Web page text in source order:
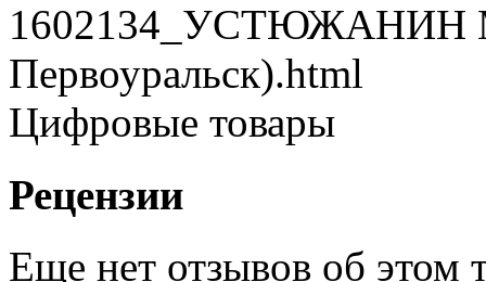
1602134_УСТЮЖАНИН
Первоуральск).html
Цифровые товары
Рецензии
Еще нет отзывов об этом